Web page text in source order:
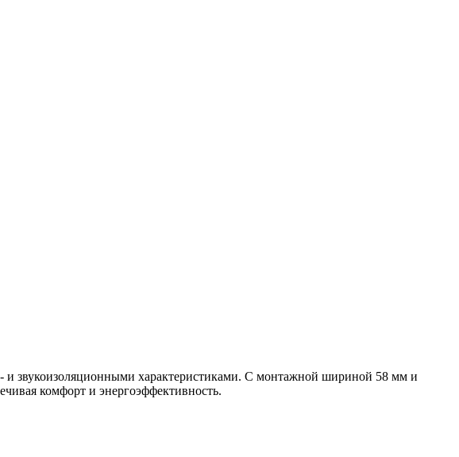
и звукоизоляционными характеристиками. С монтажной шириной 58 мм и
комфорт и энергоэффективность.